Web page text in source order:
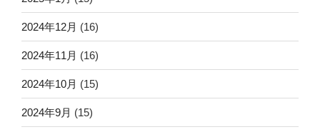
2024年12月 (16)
2024年11月 (16)
2024年10月 (15)
2024年9月 (15)